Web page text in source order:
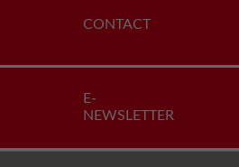
CONTACT
E-
NEWSLETTER